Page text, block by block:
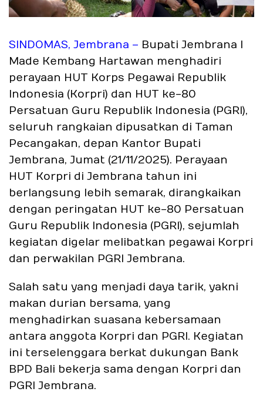
SINDOMAS, Jembrana – Bupati Jembrana I
Made Kembang Hartawan menghadiri
perayaan HUT Korps Pegawai Republik
Indonesia (Korpri) dan HUT ke-80
Persatuan Guru Republik Indonesia (PGRI),
seluruh rangkaian dipusatkan di Taman
Pecangakan, depan Kantor Bupati
Jembrana, Jumat (21/11/2025). Perayaan
HUT Korpri di Jembrana tahun ini
berlangsung lebih semarak, dirangkaikan
dengan peringatan HUT ke-80 Persatuan
Guru Republik Indonesia (PGRI), sejumlah
kegiatan digelar melibatkan pegawai Korpri
dan perwakilan PGRI Jembrana.
Salah satu yang menjadi daya tarik, yakni
makan durian bersama, yang
menghadirkan suasana kebersamaan
antara anggota Korpri dan PGRI. Kegiatan
ini terselenggara berkat dukungan Bank
BPD Bali bekerja sama dengan Korpri dan
PGRI Jembrana.